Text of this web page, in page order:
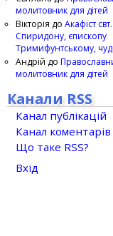
молитовник для дітей
Вікторія до Акафіст свт.
Спиридону, єпископу
Тримифунтському,
Андрій до
молитовник для дітей
Канали RSS
Канал публікацій
Канал коментарів
Що таке RSS?
Вхід